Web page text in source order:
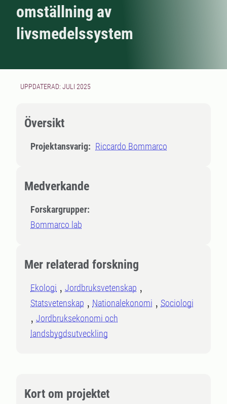
omställning av
livsmedelssystem
UPPDATERAD: JULI 2025
Översikt
Projektansvarig: Riccardo Bommarco
Medverkande
Forskargrupper:
Bommarco lab
Mer relaterad forskning
Ekologi
Jordbruksvetenskap
Statsvetenskap
Nationalekonomi
Sociologi
Jordbruksekonomi och
landsbygdsutveckling
Kort om projektet